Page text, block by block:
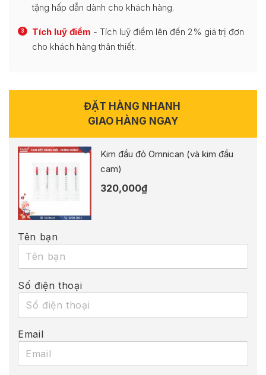
tặng hấp dẫn dành cho khách hàng.
3 Tích luỹ điểm - Tích luỹ điểm lên đến 2% giá trị đơn
cho khách hàng thân thiết.
ĐẶT HÀNG NHANH
GIAO HÀNG NGAY
Kim đầu đỏ Omnican (và kim đầu
cam)
320,000₫
Tên bạn
Số điện thoại
Email